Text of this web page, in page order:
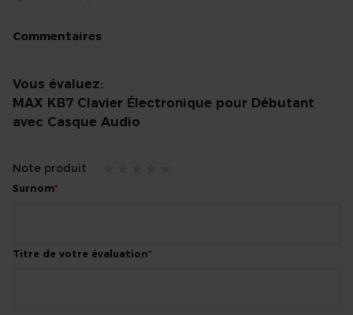
Commentaires
Vous évaluez:
MAX KB7 Clavier Électronique pour Débutant
avec Casque Audio
Note produit
Surnom
Titre de votre évaluation